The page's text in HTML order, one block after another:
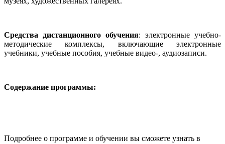
Средства дистанционного обучения: электронные учебно-
методические комплексы, включающие электронные
учебники, учебные пособия, учебные видео-, аудиозаписи.
Содержание программы:
Подробнее о программе и обучении вы сможете узнать в